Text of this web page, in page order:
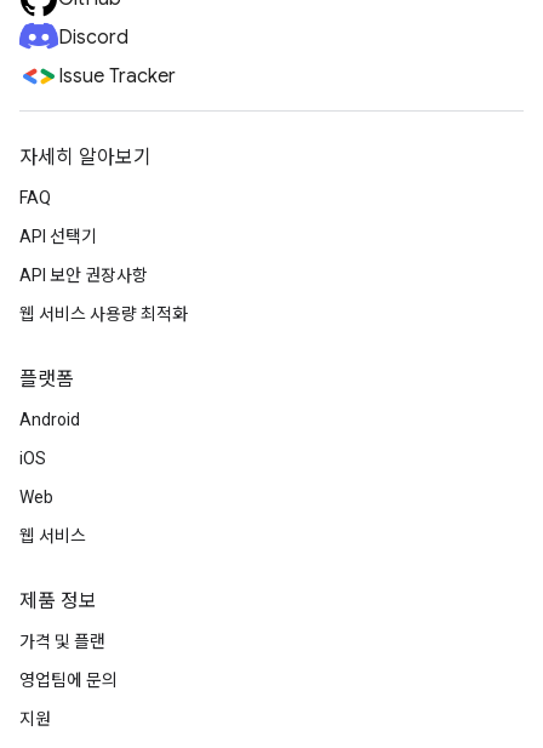
Discord
Issue Tracker
자세히 알아보기
FAQ
API 선택기
API 보안 권장사항
웹 서비스 사용량 최적화
플랫폼
Android
iOS
Web
웹 서비스
제품 정보
가격 및 플랜
영업팀에 문의
지원